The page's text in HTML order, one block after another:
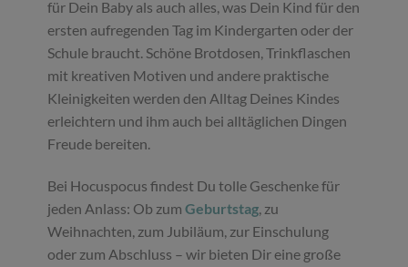
für Dein Baby als auch alles, was Dein Kind für den
ersten aufregenden Tag im Kindergarten oder der
Schule braucht. Schöne Brotdosen, Trinkflaschen
mit kreativen Motiven und andere praktische
Kleinigkeiten werden den Alltag Deines Kindes
erleichtern und ihm auch bei alltäglichen Dingen
Freude bereiten.
Bei Hocuspocus findest Du tolle Geschenke für
jeden Anlass: Ob zumGeburtstag, zu
Weihnachten, zum Jubiläum, zur Einschulung
oder zum Abschluss – wir bieten Dir eine große